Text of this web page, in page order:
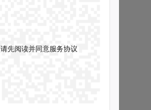
请先阅读并同意服务协议